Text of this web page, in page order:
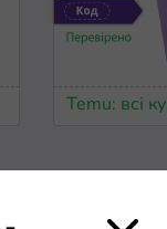
Temu: всі